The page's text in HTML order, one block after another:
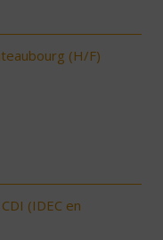
(H/F)
(IDEC en